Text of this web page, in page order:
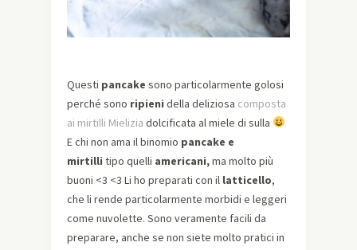
Questi pancake sono particolarmente golosi
perché sono ripieni della deliziosa composta
ai mirtilli Mielizia dolcificata al miele di sulla
E chi non ama il binomio pancake e
mirtilli tipo quelli americani,ma molto più
buoni <3 <3 Li ho preparati con il latticello,
che li rende particolarmente morbidi e leggeri
come nuvolette. Sono veramente facili da
preparare, anche se non siete molto pratici in